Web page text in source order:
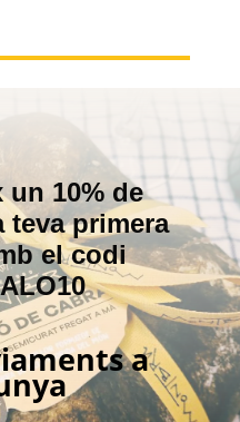
un 10% de
teva primera
el codi
a